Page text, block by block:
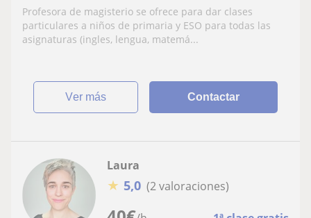
Profesora de magisterio se ofrece para dar clases
particulares a niños de primaria y ESO para todas las
asignaturas (ingles, lengua, matemá...
ver más Contactar
Laura
★ 5,0 (2 valoraciones)